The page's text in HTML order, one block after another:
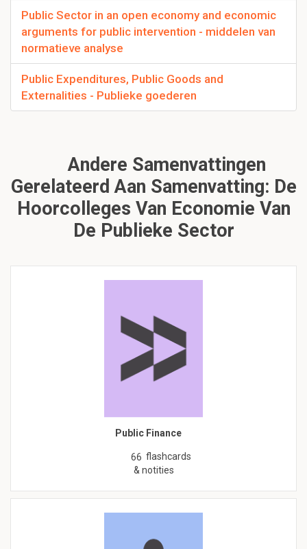
Public Sector in an open economy and economic
arguments for public intervention - middelen van
normatieve analyse
Public Expenditures, Public Goods and
Externalities - Publieke goederen
Andere Samenvattingen
Gerelateerd Aan Samenvatting: De
Hoorcolleges Van Economie Van
De Publieke Sector
Public Finance
66 flashcards
& notities